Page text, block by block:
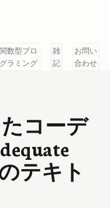
関数型プロ
グラミング
雑
記
お問い
合わせ
たコーデ
テキト